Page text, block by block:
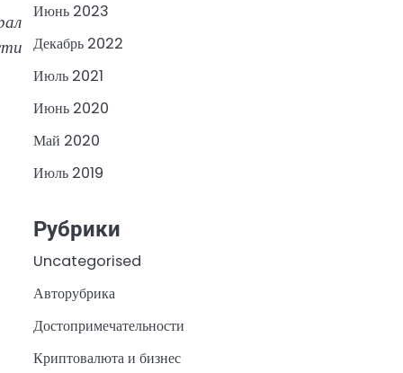
Июнь 2023
Декабрь 2022
Июль 2021
Июнь 2020
Май 2020
Июль 2019
Рубрики
Uncategorised
Авторубрика
Достопримечательности
Криптовалюта и бизнес